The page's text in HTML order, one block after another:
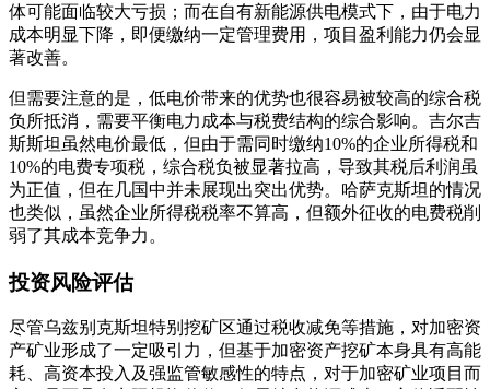
体可能面临较大亏损；而在自有新能源供电模式下，由于电力
成本明显下降，即便缴纳一定管理费用，项目盈利能力仍会显
著改善。
但需要注意的是，低电价带来的优势也很容易被较高的综合税
负所抵消，需要平衡电力成本与税费结构的综合影响。吉尔吉
斯斯坦虽然电价最低，但由于需同时缴纳10%的企业所得税和
10%的电费专项税，综合税负被显著拉高，导致其税后利润虽
为正值，但在几国中并未展现出突出优势。哈萨克斯坦的情况
也类似，虽然企业所得税税率不算高，但额外征收的电费税削
弱了其成本竞争力。
投资风险评估
尽管乌兹别克斯坦特别挖矿区通过税收减免等措施，对加密资
产矿业形成了一定吸引力，但基于加密资产挖矿本身具有高能
耗、高资本投入及强监管敏感性的特点，对于加密矿业项目而